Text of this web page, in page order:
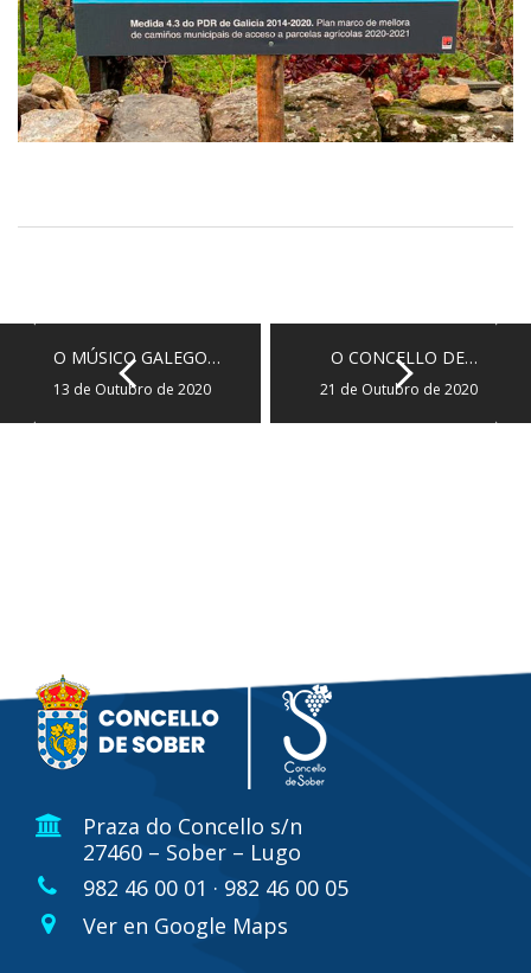
O MÚSICO GALEGO…
13 de Outubro de 2020
O CONCELLO DE…
21 de Outubro de 2020
Praza do Concello s/n
27460 – Sober – Lugo
982 46 00 01 · 982 46 00 05
Ver en Google Maps